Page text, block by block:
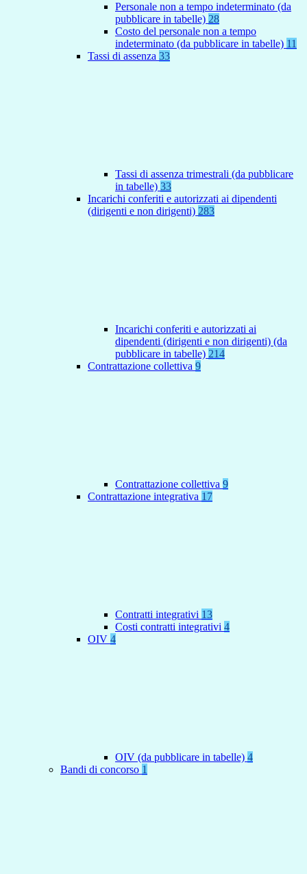
Personale non a tempo indeterminato (da
pubblicare in tabelle) 28
Costo del personale non a tempo
indeterminato (da pubblicare in tabelle) 11
Tassi di assenza 33
Tassi di assenza trimestrali (da pubblicare
in tabelle) 33
Incarichi conferiti e autorizzati ai dipendenti
(dirigenti e non dirigenti) 283
Incarichi conferiti e autorizzati ai
dipendenti (dirigenti e non dirigenti) (da
pubblicare in tabelle) 214
Contrattazione collettiva 9
Contrattazione collettiva 9
Contrattazione integrativa 17
Contratti integrativi 13
Costi contratti integrativi 4
OIV 4
OIV (da pubblicare in tabelle) 4
Bandi di concorso 1